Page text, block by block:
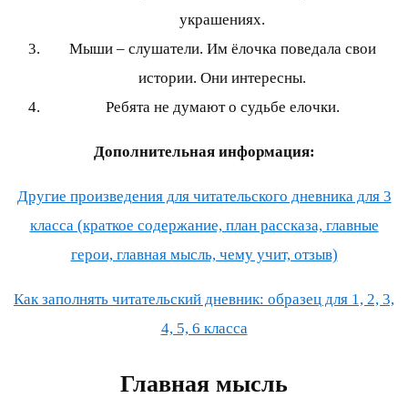
украшениях.
Мыши – слушатели. Им ёлочка поведала свои
истории. Они интересны.
Ребята не думают о судьбе елочки.
Дополнительная информация:
Другие произведения для читательского дневника для 3
класса (краткое содержание, план рассказа, главные
герои, главная мысль, чему учит, отзыв)
Как заполнять читательский дневник: образец для 1, 2, 3,
4, 5, 6 класса
Главная мысль